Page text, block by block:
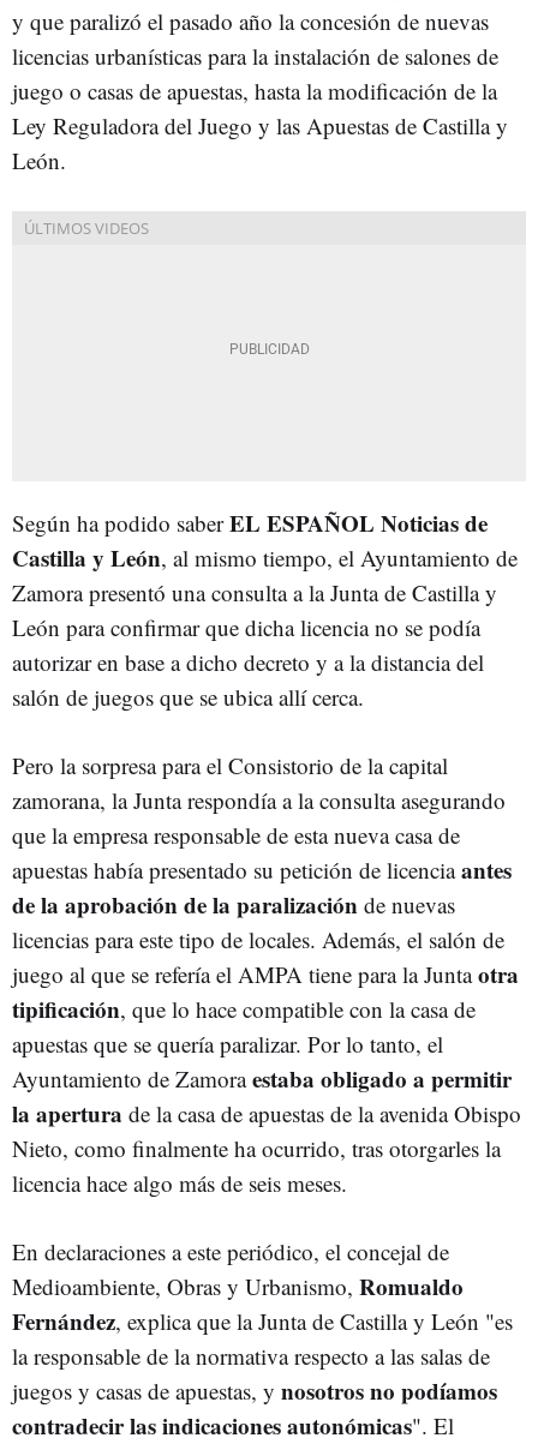
y que paralizó el pasado año la concesión de nuevas
licencias urbanísticas para la instalación de salones de
juego o casas de apuestas, hasta la modificación de la
Ley Reguladora del Juego y las Apuestas de Castilla y
León.
Según ha podido saberEL ESPAÑOL Noticias de
Castilla y León, al mismo tiempo, el Ayuntamiento de
Zamora presentó una consulta a la Junta de Castilla y
León para confirmar que dicha licencia no se podía
autorizar en base a dicho decreto y a la distancia del
salón de juegos que se ubica allí cerca.
Pero la sorpresa para el Consistorio de la capital
zamorana, la Junta respondía a la consulta asegurando
que la empresa responsable de esta nueva casa de
apuestas había presentado su petición de licenciaantes
de la aprobación de la paralización de nuevas
licencias para este tipo de locales. Además, el salón de
juego al que se refería el AMPA tiene para la Juntaotra
tipificación, que lo hace compatible con la casa de
apuestas que se quería paralizar. Por lo tanto, el
Ayuntamiento de Zamoraestaba obligado a permitir
la apertura de la casa de apuestas de la avenida Obispo
Nieto, como finalmente ha ocurrido, tras otorgarles la
licencia hace algo más de seis meses.
En declaraciones a este periódico, el concejal de
Medioambiente, Obras y Urbanismo, Romualdo
Fernández, explica que la Junta de Castilla y León "es
la responsable de la normativa respecto a las salas de
juegos y casas de apuestas, y nosotros no podíamos
contradecir las indicaciones autonómicas". El